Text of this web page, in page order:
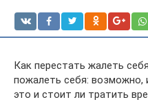
Как перестать жалеть
пожалеть себя: возможно,
это и стоит ли тратить